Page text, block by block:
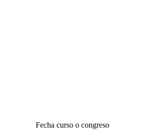
Fecha curso o congreso